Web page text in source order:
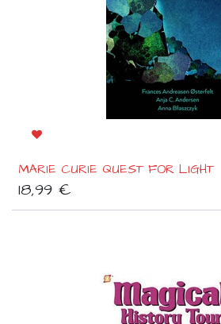
MARIE CURIE QUEST FOR LIGHT
18,99 €